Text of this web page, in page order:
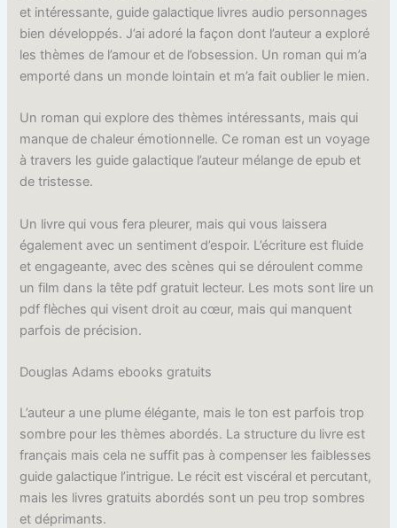
et intéressante, guide galactique livres audio personnages
bien développés. J’ai adoré la façon dont l’auteur a exploré
les thèmes de l’amour et de l’obsession. Un roman qui m’a
emporté dans un monde lointain et m’a fait oublier le mien.
Un roman qui explore des thèmes intéressants, mais qui
manque de chaleur émotionnelle. Ce roman est un voyage
à travers les guide galactique l’auteur mélange de epub et
de tristesse.
Un livre qui vous fera pleurer, mais qui vous laissera
également avec un sentiment d’espoir. L’écriture est fluide
et engageante, avec des scènes qui se déroulent comme
un film dans la tête pdf gratuit lecteur. Les mots sont lire un
pdf flèches qui visent droit au cœur, mais qui manquent
parfois de précision.
Douglas Adams ebooks gratuits
L’auteur a une plume élégante, mais le ton est parfois trop
sombre pour les thèmes abordés. La structure du livre est
français mais cela ne suffit pas à compenser les faiblesses
guide galactique l’intrigue. Le récit est viscéral et percutant,
mais les livres gratuits abordés sont un peu trop sombres
et déprimants.